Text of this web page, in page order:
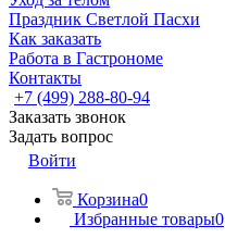
Праздник Светлой Пасхи
Как заказать
Работа в Гастрономе
Контакты
+7 (499) 288-80-94
Заказать звонок
Задать вопрос
Войти
Корзина0
Избранные товары0